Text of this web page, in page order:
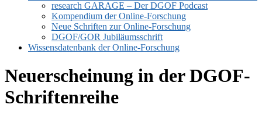
research GARAGE – Der DGOF Podcast
Kompendium der Online-Forschung
Neue Schriften zur Online-Forschung
DGOF/GOR Jubiläumsschrift
Wissensdatenbank der Online-Forschung
Neuerscheinung in der DGOF-
Schriftenreihe